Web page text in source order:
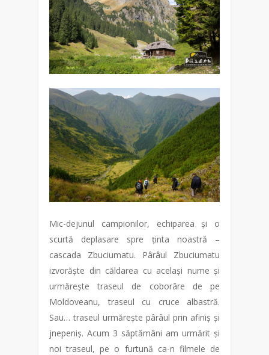
Mic-dejunul campionilor, echiparea și o
scurtă deplasare spre ținta noastră –
cascada Zbuciumatu. Pârâul Zbuciumatu
izvorăște din căldarea cu același nume și
urmărește traseul de coborâre de pe
Moldoveanu, traseul cu cruce albastră.
Sau… traseul urmărește pârâul prin afiniș și
jnepeniș. Acum 3 săptămâni am urmărit și
noi traseul, pe o furtună ca-n filmele de